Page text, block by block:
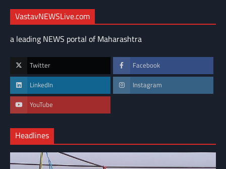
VastavNEWSLive.com
a leading NEWS portal of Maharashtra
Twitter Facebook
LinkedIn Instagram
YouTube
Headlines